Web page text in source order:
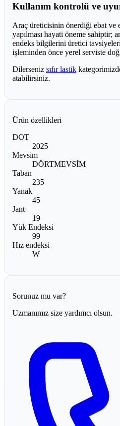
Kullanım kontrolü ve
Araç üreticisinin önerdiği ebat ve
yapılması hayati öneme sahiptir;
endeks bilgilerini üretici
işleminden önce yerel serviste
Dilerseniz sıfır lastik
atabilirsiniz.
Ürün özellikleri
DOT
2025
Mevsim
DÖRTMEVSİM
Taban
235
Yanak
45
Jant
19
Yük Endeksi
99
Hız endeksi
W
Sorunuz mu var?
Uzmanımız size yardımcı olsun.